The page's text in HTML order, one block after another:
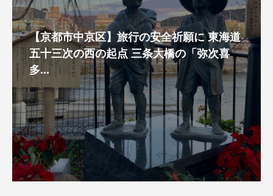
【京都市中京区】旅行の安全祈願に 東海道
五十三次の西の起点 三条大橋の「弥次喜
多...